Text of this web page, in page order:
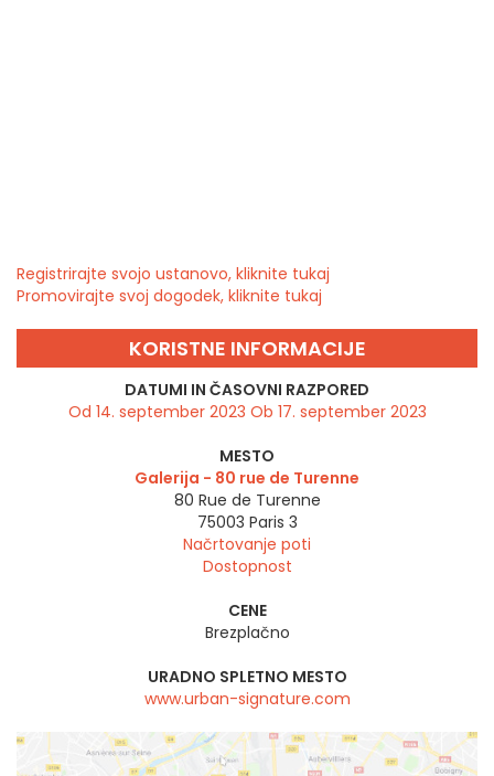
Registrirajte svojo ustanovo, kliknite tukaj
Promovirajte svoj dogodek, kliknite tukaj
KORISTNE INFORMACIJE
DATUMI IN ČASOVNI RAZPORED
Od 14. september 2023 Ob 17. september 2023
MESTO
Galerija - 80 rue de Turenne
80 Rue de Turenne
75003 Paris 3
Načrtovanje poti
Dostopnost
CENE
Brezplačno
URADNO SPLETNO MESTO
www.urban-signature.com